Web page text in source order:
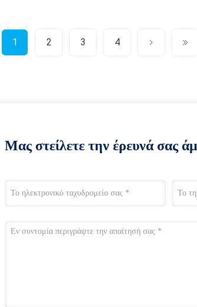
1 2 3 4
Μας στείλετε την έρευνά σας